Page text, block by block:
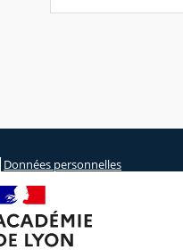
Données personnelles